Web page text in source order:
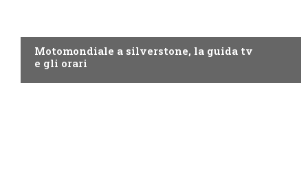
Motomondiale a silverstone, la guida tv
e gli orari